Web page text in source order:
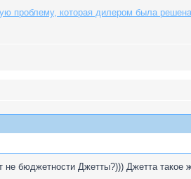
проблему, которая дилером была
бюджетности Джетты?))) Джетта